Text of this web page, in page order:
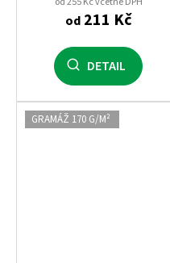
od211 Kč
DETAIL
GRAMÁŽ 170 G/M²